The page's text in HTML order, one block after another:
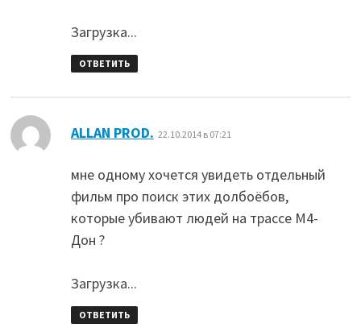
Загрузка...
ОТВЕТИТЬ
ALLAN PROD. 22.10.2014 в 07:21
мне одному хочется увидеть отдельный
фильм про поиск этих долбоёбов,
которые убивают людей на трассе М4-
Дон ?
Загрузка...
ОТВЕТИТЬ